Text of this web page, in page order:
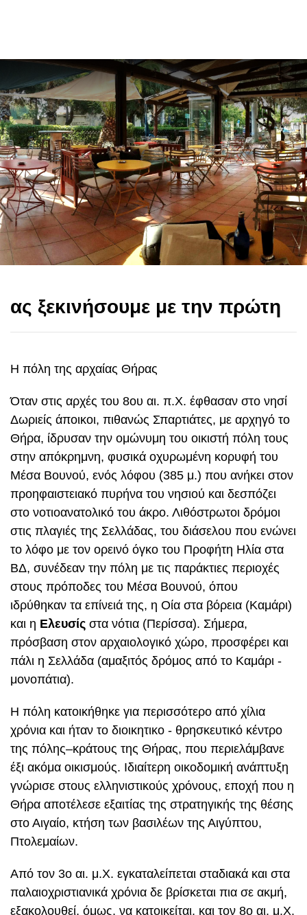
ας ξεκινήσουμε με την πρώτη
Η πόλη της αρχαίας Θήρας
Όταν στις αρχές του 8ου αι. π.Χ. έφθασαν στο νησί
Δωριείς άποικοι, πιθανώς Σπαρτιάτες, με αρχηγό το
Θήρα, ίδρυσαν την ομώνυμη του οικιστή πόλη τους
στην απόκρημνη, φυσικά οχυρωμένη κορυφή του
Μέσα Βουνού, ενός λόφου (385 μ.) που ανήκει στον
προηφαιστειακό πυρήνα του νησιού και δεσπόζει
στο νοτιοανατολικό του άκρο. Λιθόστρωτοι δρόμοι
στις πλαγιές της Σελλάδας, του διάσελου που ενώνει
το λόφο με τον ορεινό όγκο του Προφήτη Ηλία στα
ΒΔ, συνέδεαν την πόλη με τις παράκτιες περιοχές
στους πρόποδες του Μέσα Βουνού, όπου
ιδρύθηκαν τα επίνειά της, η Οία στα βόρεια (Καμάρι)
και η Ελευσίς στα νότια (Περίσσα). Σήμερα,
πρόσβαση στον αρχαιολογικό χώρο, προσφέρει και
πάλι η Σελλάδα (αμαξιτός δρόμος από το Καμάρι -
μονοπάτια).
Η πόλη κατοικήθηκε για περισσότερο από χίλια
χρόνια και ήταν το διοικητικο - θρησκευτικό κέντρο
της πόλης–κράτους της Θήρας, που περιελάμβανε
έξι ακόμα οικισμούς. Ιδιαίτερη οικοδομική ανάπτυξη
γνώρισε στους ελληνιστικούς χρόνους, εποχή που η
Θήρα αποτέλεσε εξαιτίας της στρατηγικής της θέσης
στο Αιγαίο, κτήση των βασιλέων της Αιγύπτου,
Πτολεμαίων.
Από τον 3ο αι. μ.Χ. εγκαταλείπεται σταδιακά και στα
παλαιοχριστιανικά χρόνια δε βρίσκεται πια σε ακμή,
εξακολουθεί, όμως, να κατοικείται, και τον 8ο αι. μ.Χ.